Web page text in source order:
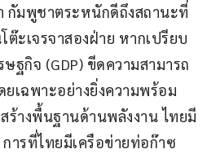
กัมพูชาตระหนักดีถึงสถานะที่
ต๊ะเจรจาสองฝ่าย หากเปรียบ
ฐกิจ (GDP) ขีดความสามารถ
เฉพาะอย่างยิ่งความพร้อม
ร้างพื้นฐานด้านพลังงาน ไทยมี
ารที่ไทยมีเครือข่ายท่อก๊าซ